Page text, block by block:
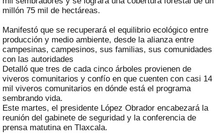
millón 75 mil de hectáreas.
Manifestó que se recuperará el equilibrio ecológico entre
producción y medio ambiente, desde la alianza entre
campesinas, campesinos, sus familias, sus comunidades
con las autoridades
Detalló que tres de cada cinco árboles provienen de
viveros comunitarios y confío en que cuenten con casi 14
mil viveros comunitarios en dónde está el programa
sembrando vida.
Este martes, el presidente López Obrador encabezará la
reunión del gabinete de seguridad y la conferencia de
prensa matutina en Tlaxcala.